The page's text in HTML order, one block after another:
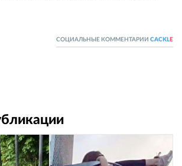
СОЦИАЛЬНЫЕ КОММЕНТАРИИ CACKL E